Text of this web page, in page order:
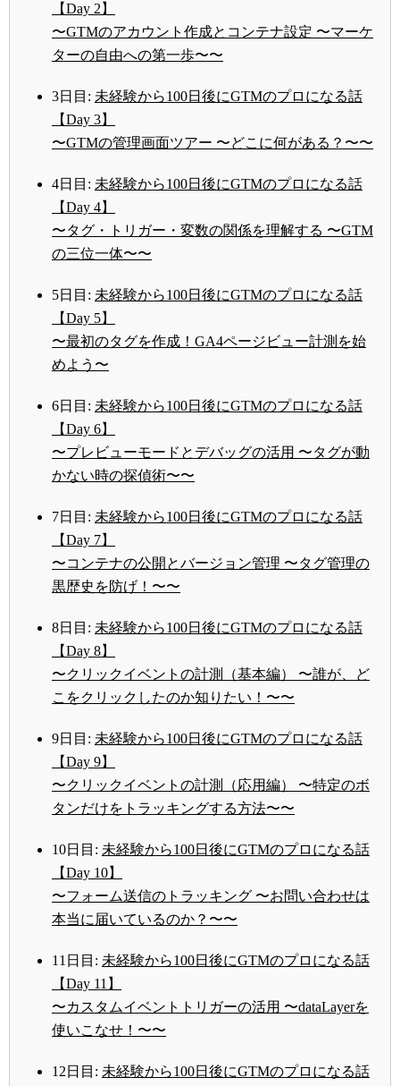
【Day 2】
〜GTMのアカウント作成とコンテナ設定 〜マーケ
ターの自由への第一歩〜〜
3日目: 未経験から100日後にGTMのプロになる話
【Day 3】
〜GTMの管理画面ツアー 〜どこに何がある？〜〜
4日目: 未経験から100日後にGTMのプロになる話
【Day 4】
〜タグ・トリガー・変数の関係を理解する 〜GTM
の三位一体〜〜
5日目: 未経験から100日後にGTMのプロになる話
【Day 5】
〜最初のタグを作成！GA4ページビュー計測を始
めよう〜
6日目: 未経験から100日後にGTMのプロになる話
【Day 6】
〜プレビューモードとデバッグの活用 〜タグが動
かない時の探偵術〜〜
7日目: 未経験から100日後にGTMのプロになる話
【Day 7】
〜コンテナの公開とバージョン管理 〜タグ管理の
黒歴史を防げ！〜〜
8日目: 未経験から100日後にGTMのプロになる話
【Day 8】
〜クリックイベントの計測（基本編） 〜誰が、ど
こをクリックしたのか知りたい！〜〜
9日目: 未経験から100日後にGTMのプロになる話
【Day 9】
〜クリックイベントの計測（応用編） 〜特定のボ
タンだけをトラッキングする方法〜〜
10日目: 未経験から100日後にGTMのプロになる話
【Day 10】
〜フォーム送信のトラッキング 〜お問い合わせは
本当に届いているのか？〜〜
11日目: 未経験から100日後にGTMのプロになる話
【Day 11】
〜カスタムイベントトリガーの活用 〜dataLayerを
使いこなせ！〜〜
12日目: 未経験から100日後にGTMのプロになる話